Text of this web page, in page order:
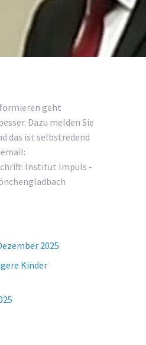
geht
Dazu melden Sie
das ist selbstredend
Institut Impuls -
2025
Kinder